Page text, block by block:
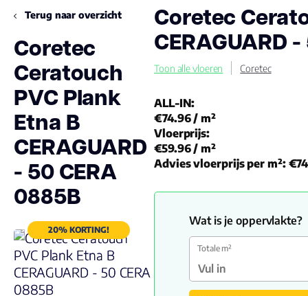
Terug naar overzicht
Coretec
Ceratouch
PVC Plank
Etna B
CERAGUARD
- 50 CERA
0885B
20% KORTING!
Coretec
CERAGUARD
Toon alle vloeren Coretec
ALL-IN:
€74.96/ m²
Vloerprijs:
€59.96/ m²
Advies vloerprijs per m²:
Wat is je oppervlakte?
Totale m²